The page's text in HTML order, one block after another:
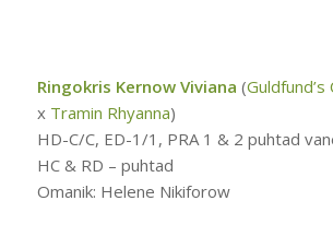
Ringokris Kernow Viviana (Guldfund’s
x Tramin Rhyanna)
HD-C/C, ED-1/1, PRA 1 & 2 puhtad
HC & RD – puhtad
Omanik: Helene Nikiforow